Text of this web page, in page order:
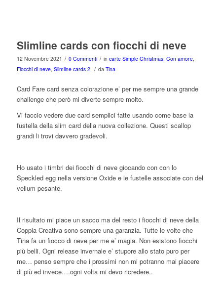
Slimline cards con fiocchi di neve
12 Novembre 2021 / 0 Commenti / in carte Simple Christmas, Con amore,
Fiocchi di neve, Slimline cards 2 / da Tina
Card Fare card senza colorazione e’ per me sempre una grande
challenge che però mi diverte sempre molto.
Vi faccio vedere due card semplici fatte usando come base la
fustella della slim card della nuova collezione. Questi scallop
grandi li trovi davvero gradevoli.
Ho usato i timbri dei fiocchi di neve giocando con con lo
Speckled egg nella versione Oxide e le fustelle associate con del
vellum pesante.
Il risultato mi piace un sacco ma del resto i fiocchi di neve della
Coppia Creativa sono sempre una garanzia. Tutte le volte che
Tina fa un fiocco di neve per me e’ magia. Non esistono fiocchi
più belli. Ogni release invernale e’ stupore allo stato puro per
me… penso sempre che i prossimi non mi potranno mai piacere
di più ed invece….ogni volta mi devo ricredere..